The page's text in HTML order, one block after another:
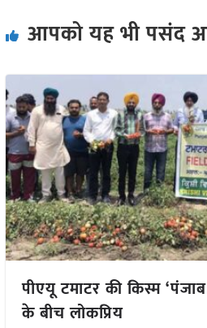
आपको यह भी पसंद
पीएयू टमाटर की किस्म
के बीच लोकप्रिय